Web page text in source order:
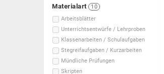
Materialart
10
Arbeitsblätter
Unterrichtsentwürfe / Lehrproben
Klassenarbeiten / Schulaufgaben
Stegreifaufgaben / Kurzarbeiten
Mündliche Prüfungen
Skripten